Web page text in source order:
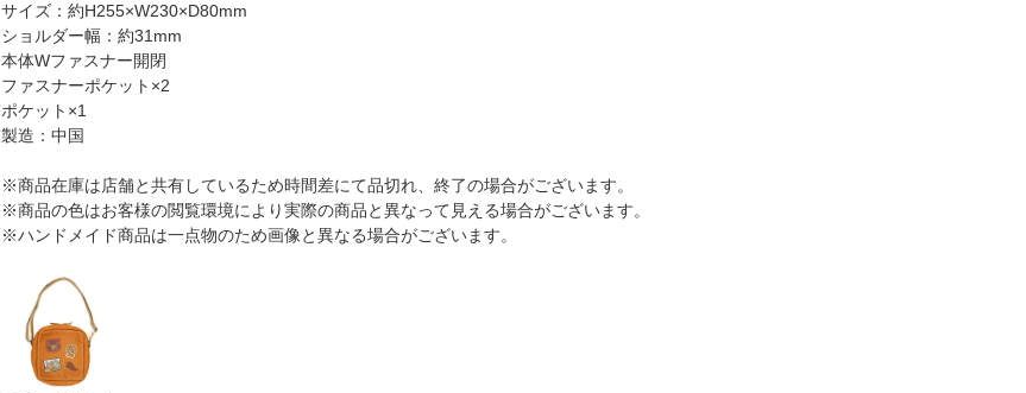
サイズ：約H255×W230×D80mm
ショルダー幅：約31mm
本体Wファスナー開閉
ファスナーポケット×2
ポケット×1
製造：中国
※商品在庫は店舗と共有しているため時間差にて品切れ、終了の場合がございます。
※商品の色はお客様の閲覧環境により実際の商品と異なって見える場合がございます。
※ハンドメイド商品は一点物のため画像と異なる場合がございます。